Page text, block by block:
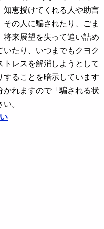
知恵授けてくれる人や助言
の人に騙されたり、ごま
将来展望を失って追い詰め
いたり、いつまでもクヨク
トレスを解消しようとして
することを暗示しています
かれますので「騙される状
。